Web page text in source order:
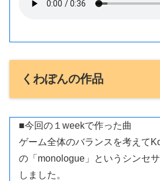
くわぽんの作品
■今回の１weekで作った曲
ゲーム全体のバランスを考えて
の「monologue」というシンセ
しました。